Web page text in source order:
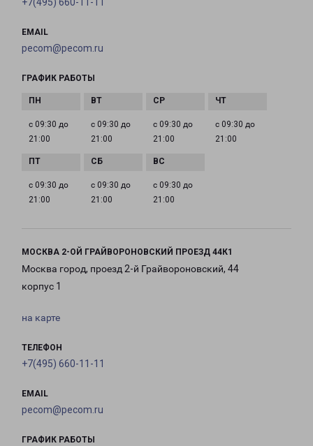
+7(495) 660-11-11
EMAIL
pecom@pecom.ru
ГРАФИК РАБОТЫ
с 09:30 до
21:00
с 09:30 до
21:00
с 09:30 до
21:00
с 09:30 до
21:00
с 09:30 до
21:00
с 09:30 до
21:00
с 09:30 до
21:00
МОСКВА 2-ОЙ ГРАЙВОРОНОВСКИЙ ПРОЕЗД 44К1
Москва город, проезд 2-й Грайвороновский, 44
корпус 1
на карте
ТЕЛЕФОН
+7(495) 660-11-11
EMAIL
pecom@pecom.ru
ГРАФИК РАБОТЫ